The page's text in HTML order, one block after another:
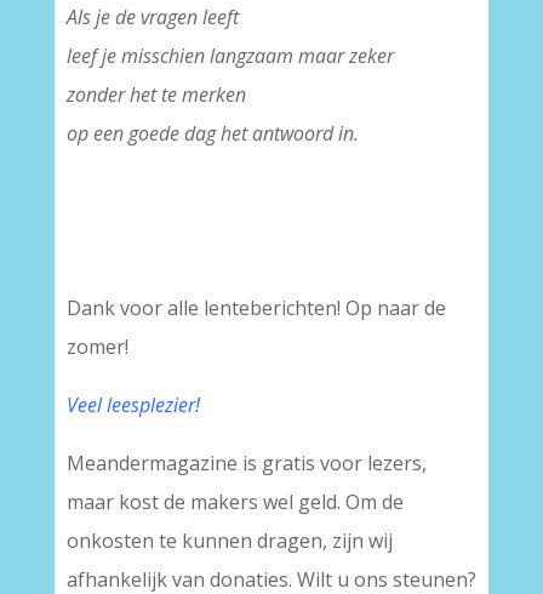
Als je de vragen leeft
leef je misschien langzaam maar zeker
zonder het te merken
op een goede dag het antwoord in.
Dank voor alle lenteberichten! Op naar de
zomer!
Veel leesplezier!
Meandermagazine is gratis voor lezers,
maar kost de makers wel geld. Om de
onkosten te kunnen dragen, zijn wij
afhankelijk van donaties. Wilt u ons steunen?